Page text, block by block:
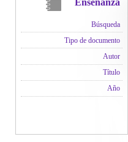
Enseñanza
Búsqueda
Tipo de documento
Autor
Título
Año